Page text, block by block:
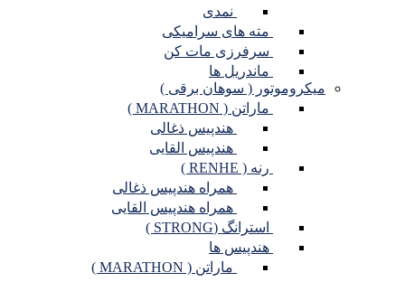
نمدی
مته های سرامیکی
سرفرزی مات کن
ماندریل ها
میکروموتور ( سوهان برقی )
ماراتن ( MARATHON )
هندپیس ذغالی
هندپیس القایی
رنه ( RENHE )
همراه هندپیس ذغالی
همراه هندپیس القایی
استرانگ (STRONG )
هندپیس ها
ماراتن ( MARATHON )